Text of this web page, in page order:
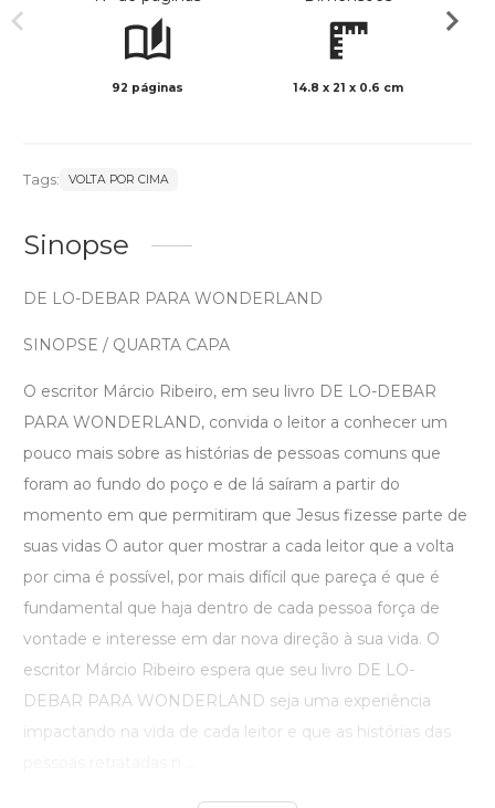
92 páginas 14.8 x 21 x 0.6 cm
Tags: VOLTA POR CIMA
Sinopse
DE LO-DEBAR PARA WONDERLAND
SINOPSE / QUARTA CAPA
O escritor Márcio Ribeiro, em seu livro DE LO-DEBAR
PARA WONDERLAND, convida o leitor a conhecer um
pouco mais sobre as histórias de pessoas comuns que
foram ao fundo do poço e de lá saíram a partir do
momento em que permitiram que Jesus fizesse parte de
suas vidas O autor quer mostrar a cada leitor que a volta
por cima é possível, por mais difícil que pareça é que é
fundamental que haja dentro de cada pessoa força de
vontade e interesse em dar nova direção à sua vida. O
escritor Márcio Ribeiro espera que seu livro DE LO-
DEBAR PARA WONDERLAND seja uma experiência
impactando na vida de cada leitor e que as histórias das